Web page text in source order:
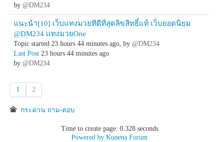
by @DM234
แนะนำ[10] เว็บแทงมวยทีดีที่สุดลิขสิทธิ์แท้ เว็บยอดนิยม
@DM234 แทงมวยOne
Topic started 23 hours 44 minutes ago, by @DM234
Last Post 23 hours 44 minutes ago
by @DM234
1 2
กระดาน ถาม-ตอบ
Time to create page: 0.328 seconds
Powered by Kunena Forum